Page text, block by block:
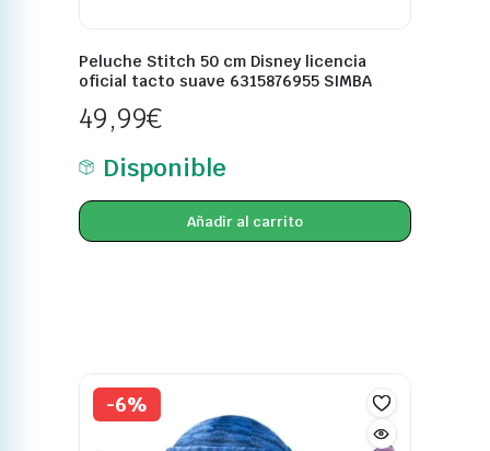
Peluche Stitch 50 cm Disney licencia
oficial tacto suave 6315876955 SIMBA
49,99€
Disponible
Añadir al carrito
-6%